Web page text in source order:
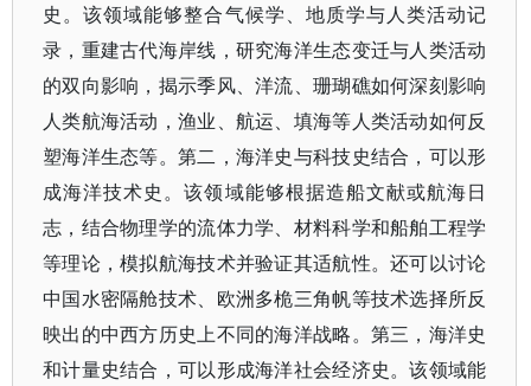
史。该领域能够整合气候学、地质学与人类活动记
录，重建古代海岸线，研究海洋生态变迁与人类活动
的双向影响，揭示季风、洋流、珊瑚礁如何深刻影响
人类航海活动，渔业、航运、填海等人类活动如何反
塑海洋生态等。第二，海洋史与科技史结合，可以形
成海洋技术史。该领域能够根据造船文献或航海日
志，结合物理学的流体力学、材料科学和船舶工程学
等理论，模拟航海技术并验证其适航性。还可以讨论
中国水密隔舱技术、欧洲多桅三角帆等技术选择所反
映出的中西方历史上不同的海洋战略。第三，海洋史
和计量史结合，可以形成海洋社会经济史。该领域能